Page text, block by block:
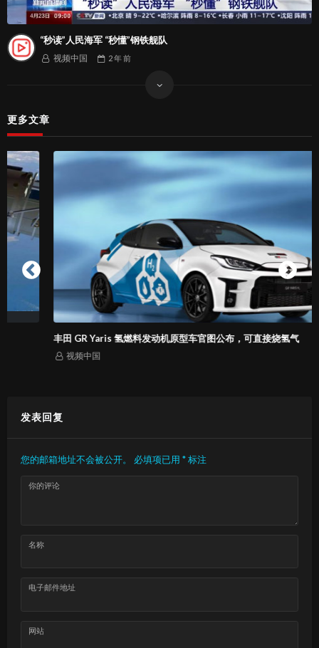
“秒读”人民海军 “秒懂”钢铁舰队
视频中国 2 年前
更多文章
丰田 GR Yaris 氢燃料发动机原型车官图公布，可直接烧氢气
发表回复
您的邮箱地址不会被公开。 必填项已用*标注
你的评论
名称
电子邮件地址
网站